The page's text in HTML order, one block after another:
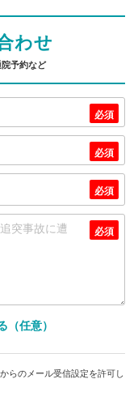
わせ
予約など
（任意）
らのメール受信設定を許可し